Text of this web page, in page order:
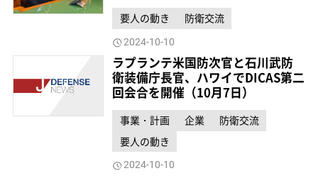
要人の動き 防衛交流
2024-10-10
ラプランテ米国防次官と石川武防
衛装備庁長官、ハワイでDICAS第二
回会合を開催（10月7日）
事業・計画 企業
防衛交流
要人の動き
2024-10-10